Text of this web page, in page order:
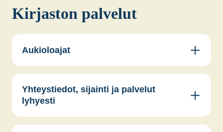
Kir­jas­ton pal­ve­lut
Aukioloajat
Yhteystiedot, sijainti ja palvelut
lyhyesti